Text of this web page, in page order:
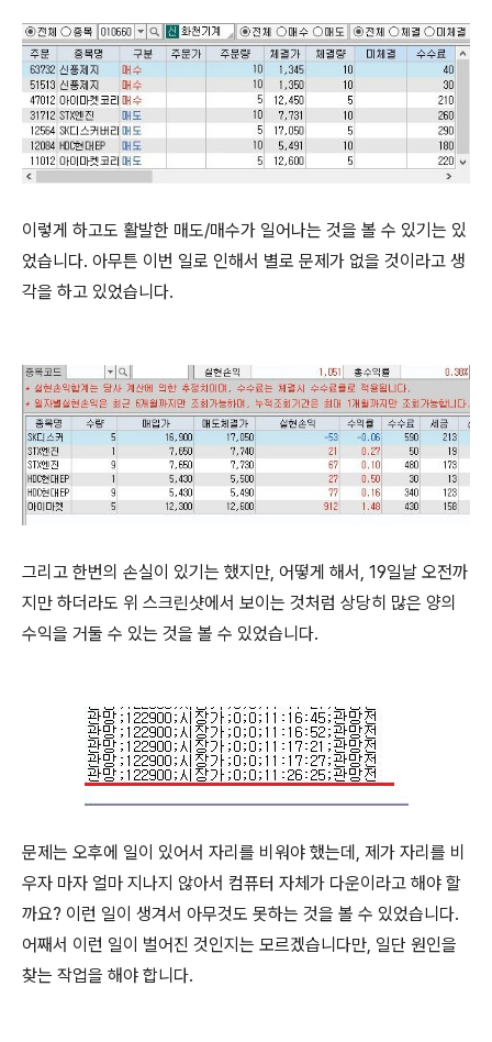
이렇게 하고도 활발한 매도/매수가 일어나는 것을 볼 수 있기는 있
었습니다. 아무튼 이번 일로 인해서 별로 문제가 없을 것이라고 생
각을 하고 있었습니다.
그리고 한번의 손실이 있기는 했지만, 어떻게 해서, 19일날 오전까
지만 하더라도 위 스크린샷에서 보이는 것처럼 상당히 많은 양의
수익을 거둘 수 있는 것을 볼 수 있었습니다.
문제는 오후에 일이 있어서 자리를 비워야 했는데, 제가 자리를 비
우자 마자 얼마 지나지 않아서 컴퓨터 자체가 다운이라고 해야 할
까요? 이런 일이 생겨서 아무것도 못하는 것을 볼 수 있었습니다.
어째서 이런 일이 벌어진 것인지는 모르겠습니다만, 일단 원인을
찾는 작업을 해야 합니다.